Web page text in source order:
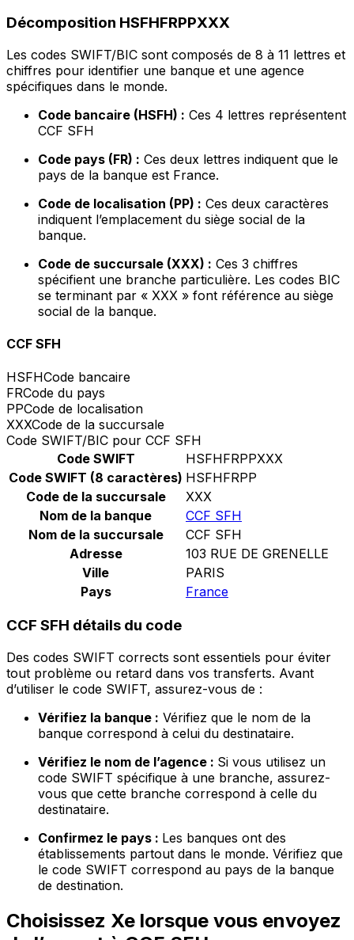
Décomposition HSFHFRPPXXX
Les codes SWIFT/BIC sont composés de 8 à 11 lettres et
chiffres pour identifier une banque et une agence
spécifiques dans le monde.
Code bancaire (HSFH) : Ces 4 lettres représentent
CCF SFH
Code pays (FR) : Ces deux lettres indiquent que le
pays de la banque est France.
Code de localisation (PP) : Ces deux caractères
indiquent l’emplacement du siège social de la
banque.
Code de succursale (XXX) : Ces 3 chiffres
spécifient une branche particulière. Les codes BIC
se terminant par « XXX » font référence au siège
social de la banque.
CCF SFH
HSFHCode bancaire
FRCode du pays
PPCode de localisation
XXXCode de la succursale
Code SWIFT/BIC pour CCF SFH
Code SWIFT
HSFHFRPPXXX
Code SWIFT (8 caractères) HSFHFRPP
Code de la succursale
XXX
Nom de la banque
CCF SFH
Nom de la succursale
CCF SFH
Adresse
103 RUE DE GRENELLE
Ville
PARIS
Pays
France
CCF SFH détails du code
Des codes SWIFT corrects sont essentiels pour éviter
tout problème ou retard dans vos transferts. Avant
d’utiliser le code SWIFT, assurez-vous de :
Vérifiez la banque : Vérifiez que le nom de la
banque correspond à celui du destinataire.
Vérifiez le nom de l’agence : Si vous utilisez un
code SWIFT spécifique à une branche, assurez-
vous que cette branche correspond à celle du
destinataire.
Confirmez le pays : Les banques ont des
établissements partout dans le monde. Vérifiez que
le code SWIFT correspond au pays de la banque
de destination.
Choisissez Xe lorsque vous envoyez